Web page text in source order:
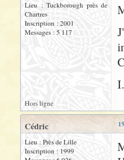
Lieu : Tuckborough près de
Chartres
Inscription : 2001
Messages : 5 117
I.
Hors ligne
Cédric
Lieu : Près de Lille
Inscription : 1999